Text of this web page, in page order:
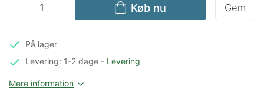
Køb nu Gem
På lager
Levering: 1-2 dage- Levering
Mere information